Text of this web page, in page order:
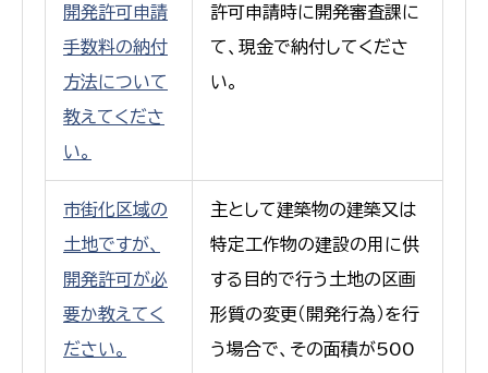
開発許可申請
手数料の納付
方法について
教えてくださ
い。
許可申請時に開発審査課に
て、現金で納付してくださ
い。
市街化区域の
土地ですが、
開発許可が必
要か教えてく
ださい。
主として建築物の建築又は
特定工作物の建設の用に供
する目的で行う土地の区画
形質の変更（開発行為）を行
う場合で、その面積が500